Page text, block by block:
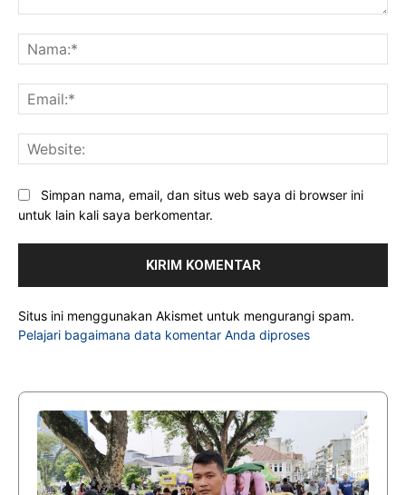
Simpan nama, email, dan situs web saya di browser ini
untuk lain kali saya berkomentar.
Situs ini menggunakan Akismet untuk mengurangi spam.
Pelajari bagaimana data komentar Anda diproses